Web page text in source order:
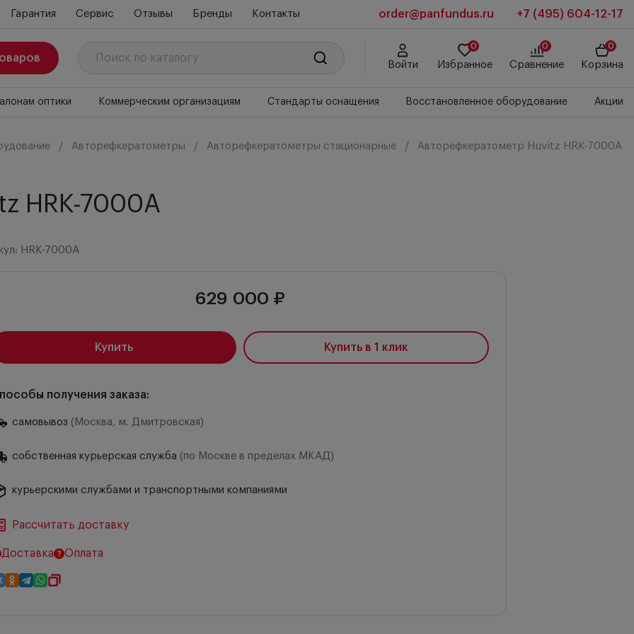
Гарантия Сервис Отзывы Бренды Контакты order@panfundus.ru +7 (495) 604-12-17
Войти
0
Избранное
0
Сравнение
0
Корзина
оптики Коммерческим организациям Стандарты оснащения Восстановленное оборудование Акции
Авторефкератометры Авторефкератометры стационарные Авторефкератометр Huvitz HRK-7000A
HRK-7000A
HRK-7000A
629 000 ₽
Купить Купить в 1 клик
получения заказа:
самовывоз (Москва, м. Дмитровская)
собственная курьерская служба (по Москве в пределах МКАД)
курьерскими службами и транспортными компаниями
Рассчитать доставку
Доставка Оплата